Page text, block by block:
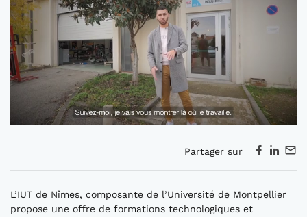
Partager sur
L’IUT de Nîmes, composante de l’Université de Montpellier
propose une offre de formations technologiques et